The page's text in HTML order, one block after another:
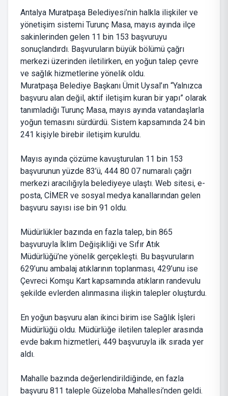
Antalya Muratpaşa Belediyesi’nin halkla ilişkiler ve
yönetişim sistemi Turunç Masa, mayıs ayında ilçe
sakinlerinden gelen 11 bin 153 başvuruyu
sonuçlandırdı. Başvuruların büyük bölümü çağrı
merkezi üzerinden iletilirken, en yoğun talep çevre
ve sağlık hizmetlerine yönelik oldu.
Muratpaşa Belediye Başkanı Ümit Uysal’ın “Yalnızca
başvuru alan değil, aktif iletişim kuran bir yapı” olarak
tanımladığı Turunç Masa, mayıs ayında vatandaşlarla
yoğun temasını sürdürdü. Sistem kapsamında 24 bin
241 kişiyle birebir iletişim kuruldu.
Mayıs ayında çözüme kavuşturulan 11 bin 153
başvurunun yüzde 83’ü, 444 80 07 numaralı çağrı
merkezi aracılığıyla belediyeye ulaştı. Web sitesi, e-
posta, CİMER ve sosyal medya kanallarından gelen
başvuru sayısı ise bin 91 oldu.
Müdürlükler bazında en fazla talep, bin 865
başvuruyla İklim Değişikliği ve Sıfır Atık
Müdürlüğü’ne yönelik gerçekleşti. Bu başvuruların
629’unu ambalaj atıklarının toplanması, 429’unu ise
Çevreci Komşu Kart kapsamında atıkların randevulu
şekilde evlerden alınmasına ilişkin talepler oluşturdu.
En yoğun başvuru alan ikinci birim ise Sağlık İşleri
Müdürlüğü oldu. Müdürlüğe iletilen talepler arasında
evde bakım hizmetleri, 449 başvuruyla ilk sırada yer
aldı.
Mahalle bazında değerlendirildiğinde, en fazla
başvuru 811 taleple Güzeloba Mahallesi’nden geldi.